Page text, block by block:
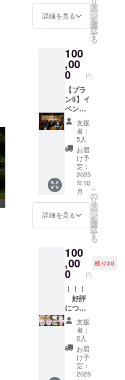
文字の
み、掲
ズ 12ポ
イント
（50音
順） ・
支援
時、希
望の方
は備考
欄に掲
載を希
望され
るお名
前とふ
りがな
をご記
入くだ
さい。
ジェク
ト進捗
トメー
ルを毎
月送信
しま
す。
グ感謝
掲示板
（希望
者の
み、匿
名可）
・掲載
期間：
事業が
存続す
る限り
・掲載
方法：
文字の
み、掲
載サイ
ズ 12ポ
イント
順） ・
支援
は備考
欄に掲
載を希
望され
るお名
前とふ
りがな
をご記
入くだ
さい。
■プロ
ジェク
ト進捗
商品の
ラベル
品開封
前には
必ずお
届けの
リター
ンに貼
付され
たラベ
ルや注
意書き
をご確
認くだ
さい。
※このプ
ランは5
万円
コー
ス、10
万円
コー
ス、50
万円
コー
ス、100
万円
コース
とで同
じリ
ターン
内容に
なりま
す。 ■
さい。
※このプ
ス、30
万円
コー
ス、50
万円
コー
ス、100
万円
コース
とで同
じリ
ターン
内容に
なりま
す。 ■
記念ラ
ベルの
菜種油
（330g)
謝の気
持ちを
込め
て、お
礼の
メッ
セージ
をお送
りしま
す。 ■
搾油施
設付近
のクラ
ウド
評会 金
賞（木
綿豆腐
部門）
めん豆
腐」、
同じく
金賞
（充填
豆腐部
門）の
「豆幻
郷」。5
万円か
らは、
それに
加えて
「青寄
せ豆
腐」、
「白寄
せ豆
腐」、
「まる
ン」、
「豆腐
の味噌
漬
け」、
「五島
の自然
海塩
100g」
。発送
は、搾
油施設
稼働後
の2025
詰め、
発送し
ます。
クラウ
ンディ
ング記
念ラベ
ル。発
送は、
搾油施
設稼働
後の
2025年
秋の予
定にな
りま
す。 ※
原材料
及び添
加物等
の食品
表示は
お届け
商品の
に表記
されま
す。 商
品開封
前には
必ずお
届けの
リター
ンに貼
付され
たラベ
ルや注
意書き
をご確
詳細を見る
タ
ー
ン
を
選
択
す
る
100
,00
0 円
【プラ
ン5】イ
ベン
ト・体
験会へ
の招待
券
＋ 菜
種油２
合瓶
（330g)
２本
10万円
コース
イベン
トや体
の「招
待
券」、
クラウ
ドファ
ンディ
ング記
念ラベ
ルの菜
種油２
合瓶２
本を送
りま
す。招
支援
者：
5人
お届
け予
定：
2025
年10
月
詳細を見る
こ
の
リ
タ
ー
ン
を
選
択
す
る
100
,00
0 円
残り30
！！！
好評
につ
き、限
定30
セット
追
加 ！
！！
【プラ
支援
者：
0人
お届
け予
定：
2025